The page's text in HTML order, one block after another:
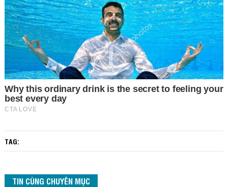
TAG:
TIN CÙNG CHUYÊN MỤC